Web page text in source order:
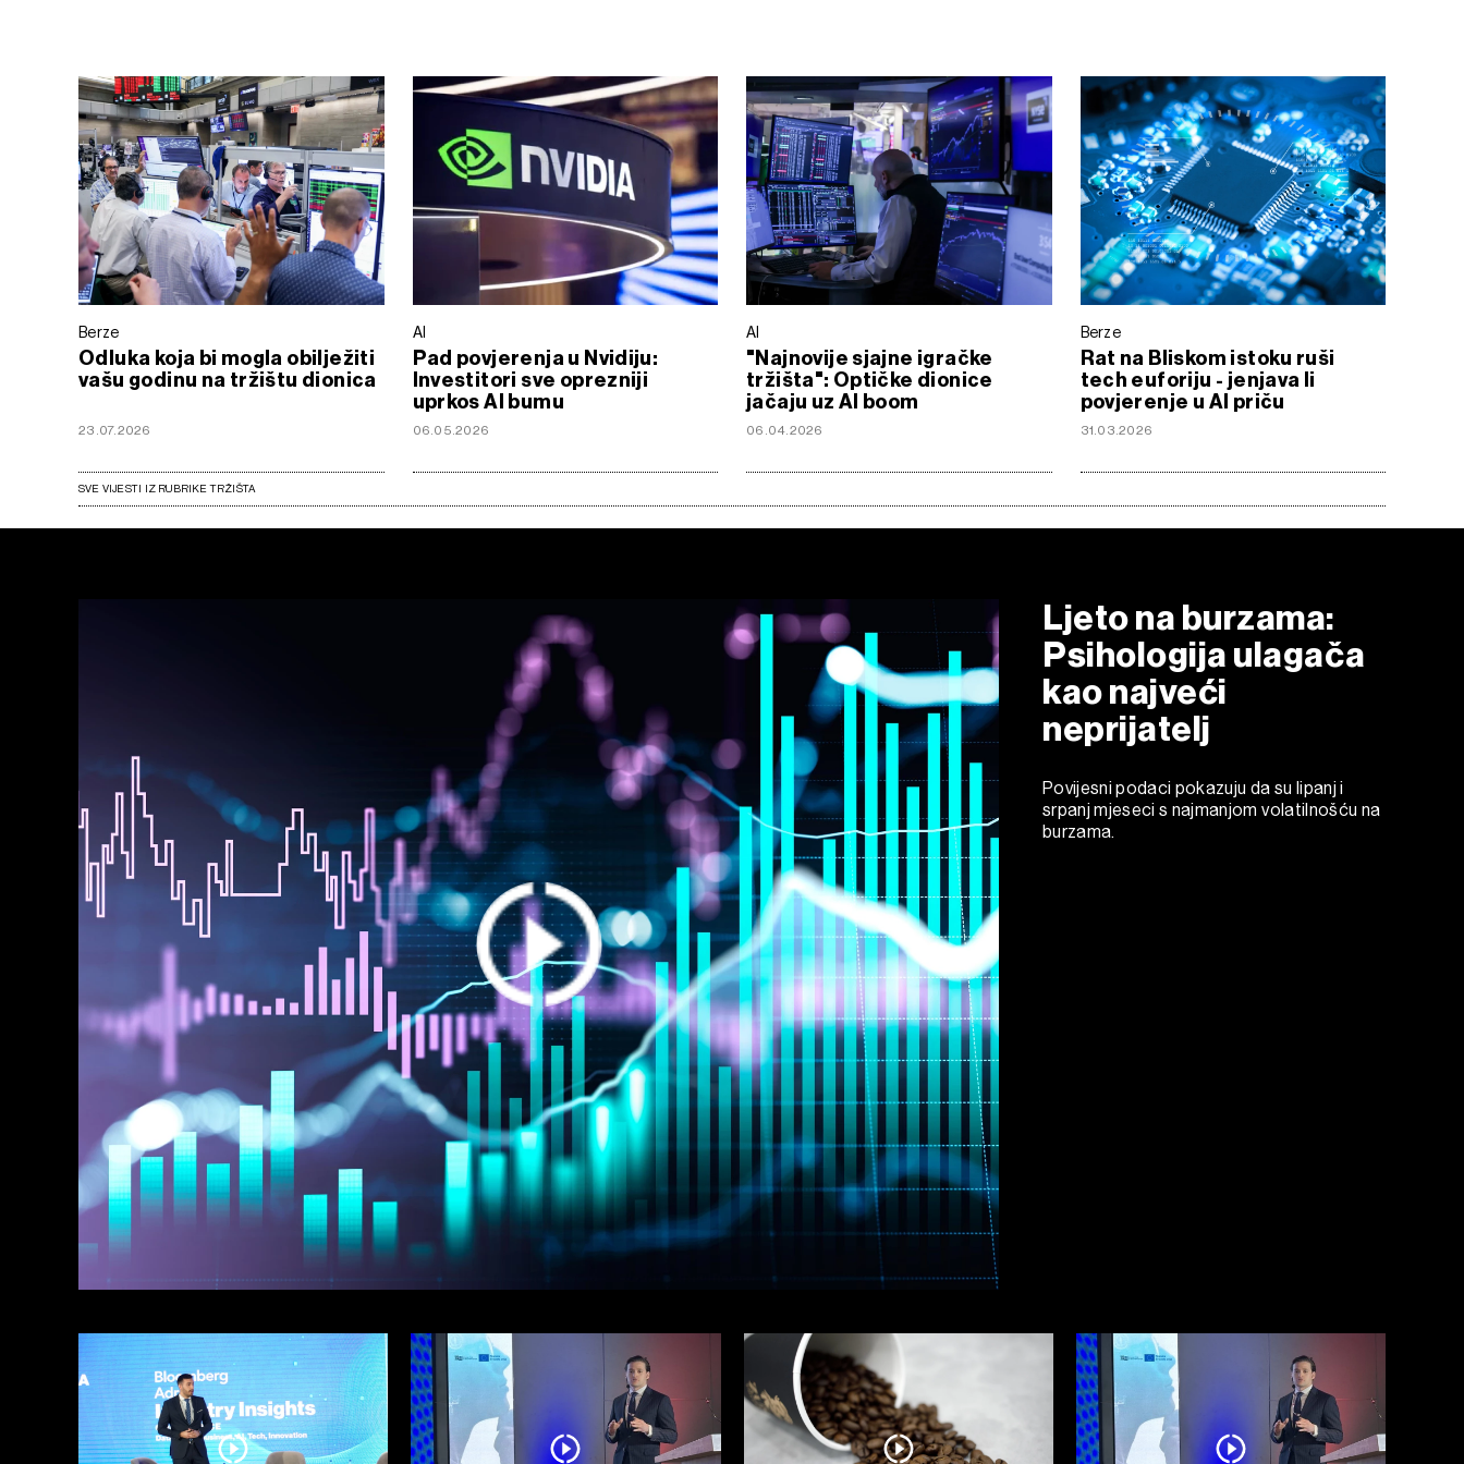
Berze
Odluka koja bi mogla obilježiti
vašu godinu na tržištu dionica
23.07.2026
AI
Pad povjerenja u Nvidiju:
Investitori sve oprezniji
uprkos AI bumu
06.05.2026
AI
"Najnovije sjajne igračke
tržišta": Optičke dionice
jačaju uz AI boom
06.04.2026
Berze
Rat na Bliskom istoku ruši
tech euforiju - jenjava li
povjerenje u AI priču
31.03.2026
SVE VIJESTI IZ RUBRIKE TRŽIŠTA
Ljeto na burzama:
Psihologija ulagača
kao najveći
neprijatelj
Povijesni podaci pokazuju da su lipanj i
srpanj mjeseci s najmanjom volatilnošću na
burzama.